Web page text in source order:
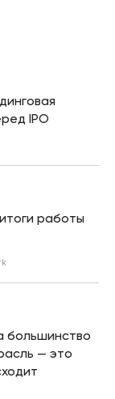
IPO
работы
большинство
— это